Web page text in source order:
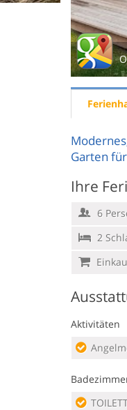
Garten
Ihre
6
2
Aktivitäten